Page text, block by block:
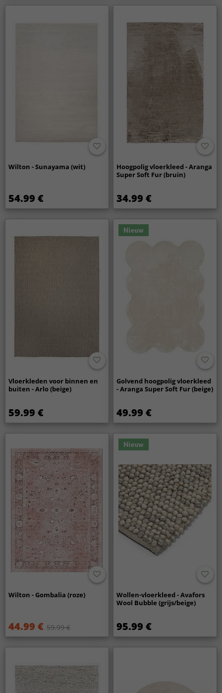
Wilton - Sunayama (wit)
54.99 €
Hoogpolig vloerkleed - Aranga
Super Soft Fur (bruin)
34.99 €
Vloerkleden voor binnen en
buiten - Arlo (beige)
59.99 €
Nieuw
Golvend hoogpolig vloerkleed
- Aranga Super Soft Fur (beige)
49.99 €
Wilton - Gombalia (roze)
44.99 € 59.99 €
Nieuw
Wollen-vloerkleed - Avafors
Wool Bubble (grijs/beige)
95.99 €